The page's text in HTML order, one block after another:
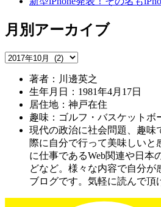
月別アーカイブ
著者：川邊英之
生年月日：1981年4月17日
居住地：神戸在住
趣味：ゴルフ・バスケットボ
現代の政治に社会問題、趣味
際に自分で行って美味しいと
に仕事であるWeb関連や日本
どなど。様々な内容で自分が
ブログです。気軽に読んで頂